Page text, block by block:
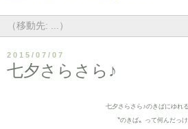
2015/07/07
七夕さらさら♪
七夕さらさら♪のきばにゆれる
〝のきば〟って何んだっけ